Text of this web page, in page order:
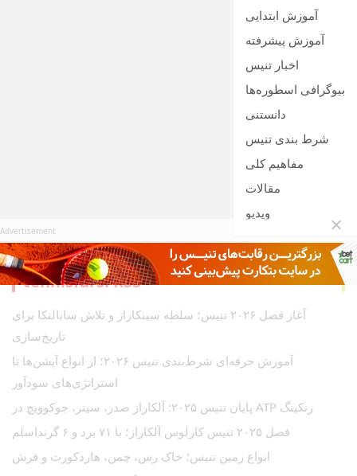
آموزش ابتدایی
آموزش پیشرفته
اخبار تنیس
بیوگرافی اسطوره‌ها
دانستنی
شرط بندی تنیس
مفاهیم کلی
مقالات
ویدیو
tennisfarsi
آغاز فصل ۲۰۲۶ تنیس؛ سلطه سینکاراز و تلاش سابالنکا برای
تاریخ‌سازی
آموزش حرفه‌ای شرط‌بندی تنیس ۲۰۲۶؛ از انواع آپشن‌ها تا
استراتژی‌های سودآور
رنکینگ ATP پایان تنیس ۲۰۲۵: آلکاراز صدر، سینر، جوکوویچ در
فصل ۲۰۲۵ تنیس کارلوس آلکاراز؛ با ۷۱ برد و ۶ گرنداسلم
انواع زمین تنیس؛ خاک رس، چمن، هاردکورت و فرش
Advertisement